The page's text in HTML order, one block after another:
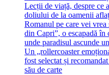
Lecții de viață, despre ce
doliului de la oamenii
Romanul pe care vei
din Capri”, o escapadă în
unde paradisul ascunde
Un „rollercoaster
fost selectat și
său de carte